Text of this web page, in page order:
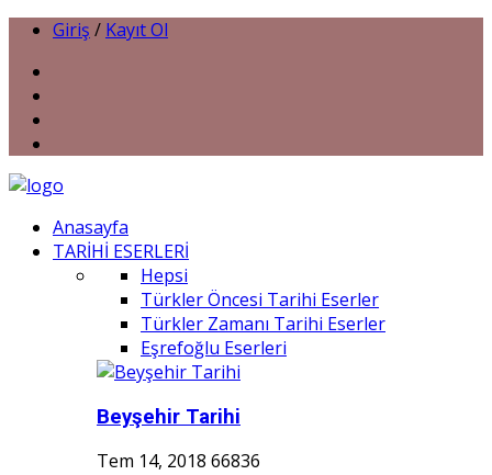
Giriş / Kayıt Ol
Anasayfa
TARİHİ ESERLERİ
Hepsi
Türkler Öncesi Tarihi Eserler
Türkler Zamanı Tarihi Eserler
Eşrefoğlu Eserleri
Beyşehir Tarihi
Tem 14, 2018 66836